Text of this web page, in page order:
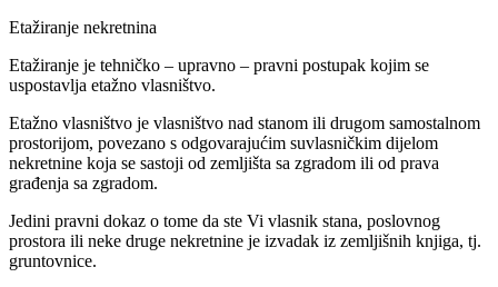
Etažiranje nekretnina
Etažiranje je tehničko – upravno – pravni postupak kojim se
uspostavlja etažno vlasništvo.
Etažno vlasništvo je vlasništvo nad stanom ili drugom samostalnom
prostorijom, povezano s odgovarajućim suvlasničkim dijelom
nekretnine koja se sastoji od zemljišta sa zgradom ili od prava
građenja sa zgradom.
Jedini pravni dokaz o tome da ste Vi vlasnik stana, poslovnog
prostora ili neke druge nekretnine je izvadak iz zemljišnih knjiga, tj.
gruntovnice.